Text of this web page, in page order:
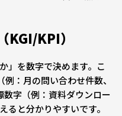
KGI/KPI）
」を数字で決めます。こ
：月の問い合わせ件数、
字（例：資料ダウンロー
ると分かりやすいです。